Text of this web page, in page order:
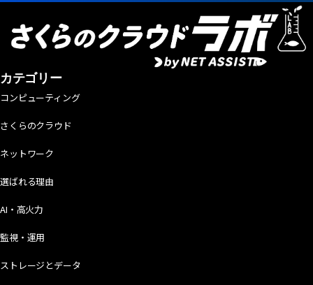
カテゴリー
コンピューティング
さくらのクラウド
ネットワーク
選ばれる理由
AI・高火力
監視・運用
ストレージとデータ